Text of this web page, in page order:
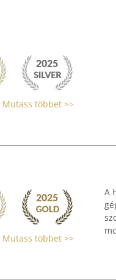
Mutass többet >>
Mutass többet >>
A